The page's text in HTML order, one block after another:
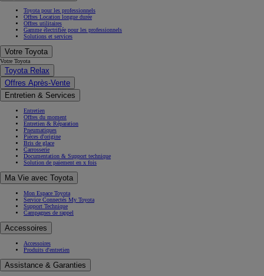
Toyota pour les professionnels
Offres Location longue durée
Offres utilitaires
Gamme électrifiée pour les professionnels
Solutions et services
Votre Toyota
Votre Toyota
Toyota Relax
Offres Après-Vente
Entretien & Services
Entretien
Offres du moment
Entretien & Réparation
Pneumatiques
Pièces d'origine
Bris de glace
Carrosserie
Documentation & Support technique
Solution de paiement en x fois
Ma Vie avec Toyota
Mon Espace Toyota
Service Connectés My Toyota
Support Technique
Campagnes de rappel
Accessoires
Accessoires
Produits d'entretien
Assistance & Garanties